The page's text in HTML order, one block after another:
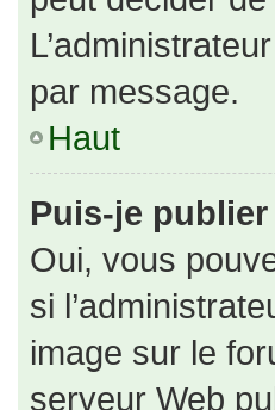
par message.
Haut
Puis-je
Oui, vous
si
image sur le
serveur Web